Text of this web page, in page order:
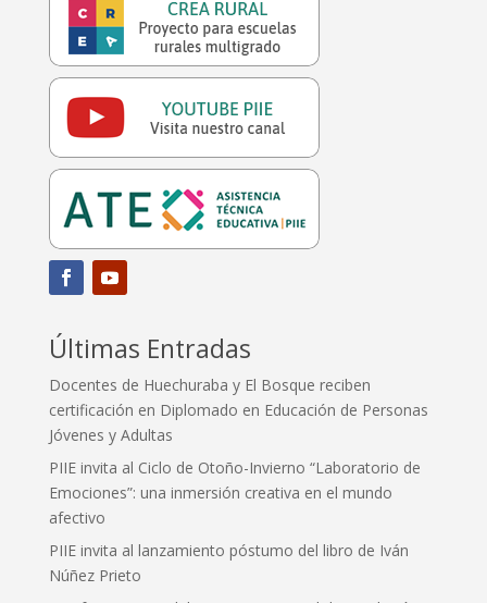
Últimas Entradas
Docentes de Huechuraba y El Bosque reciben
certificación en Diplomado en Educación de Personas
Jóvenes y Adultas
PIIE invita al Ciclo de Otoño-Invierno “Laboratorio de
Emociones”: una inmersión creativa en el mundo
afectivo
PIIE invita al lanzamiento póstumo del libro de Iván
Núñez Prieto